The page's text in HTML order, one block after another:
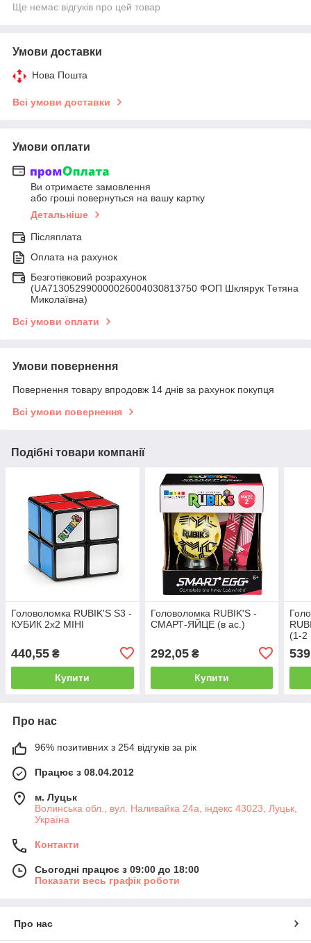
Ще немає відгуків про цей товар
Умови доставки
Нова Пошта
Всі умови доставки
Умови оплати
Ви отримаєте замовлення
або гроші повернуться на вашу картку
Детальніше
Післяплата
Оплата на рахунок
Безготівковий розрахунок
(UA713052990000026004030813750 ФОП Шклярук Тетяна
Миколаївна)
Всі умови оплати
Умови повернення
Повернення товару впродовж 14 днів за рахунок покупця
Всі умови повернення
Подібні товари компанії
Головоломка RUBIK'S S3 -
КУБИК 2х2 МІНІ
440,55 ₴
Купити
Головоломка RUBIK'S -
СМАРТ-ЯЙЦЕ (в ас.)
292,05₴
Купити
(1-2
Про нас
96% позитивних з 254 відгуків за рік
Працює з 08.04.2012
м. Луцьк
Волинська обл., вул. Наливайка 24а, індекс 43023, Луцьк,
Україна
Контакти
Сьогодні працює з 09:00 до 18:00
Показати весь графік роботи
Про нас